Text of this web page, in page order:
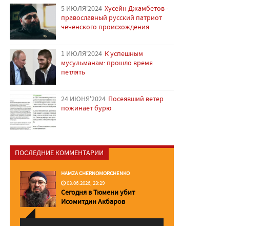
5 ИЮЛЯ'2024 Хусейн Джамбетов -
православный русский патриот
чеченского происхождения
1 ИЮЛЯ'2024 К успешным
мусульманам: прошло время
петлять
24 ИЮНЯ'2024 Посеявший ветер
пожинает бурю
ПОСЛЕДНИЕ КОММЕНТАРИИ
HAMZA CHERNOMORCHENKO
03.06.2026, 23:29
Сегодня в Тюмени убит
Исомитдин Акбаров